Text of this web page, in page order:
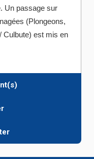
Un passage sur
(Plongeons,
Culbute) est mis en